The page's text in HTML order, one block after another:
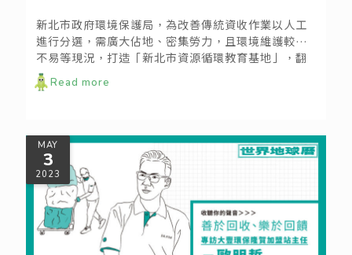
新北市政府環境保護局，為改善傳統資收作業以人工
進行分選，需廣大佔地、密集勞力，且環境維護較為
不易等現況，打造「新北市資源循環教育基地」，翻
轉過去五股夏綠地雜亂無章，鐵皮林立為人詬病的場
地，改造為城市新美學與綠色新地標。
Read more
MAY
3
2023